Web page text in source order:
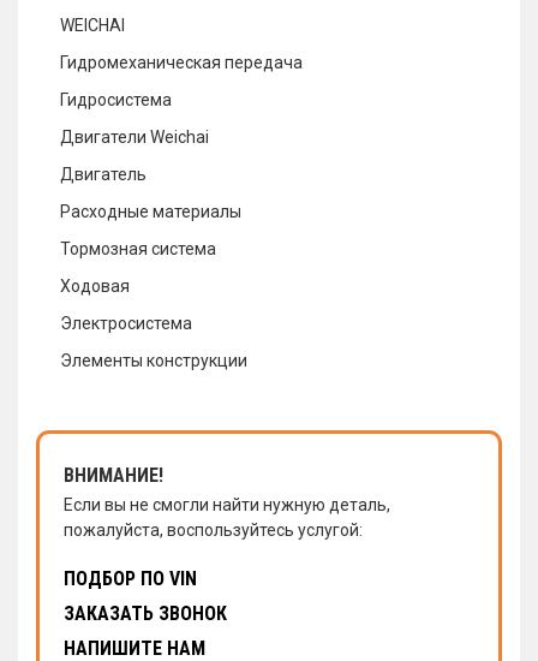
WEICHAI
Гидромеханическая передача
Гидросистема
Двигатели Weichai
Двигатель
Расходные материалы
Тормозная система
Ходовая
Электросистема
Элементы конструкции
ВНИМАНИЕ!
Если вы не смогли найти нужную деталь,
пожалуйста, воспользуйтесь услугой:
ПОДБОР ПО VIN
ЗАКАЗАТЬ ЗВОНОК
НАПИШИТЕ НАМ